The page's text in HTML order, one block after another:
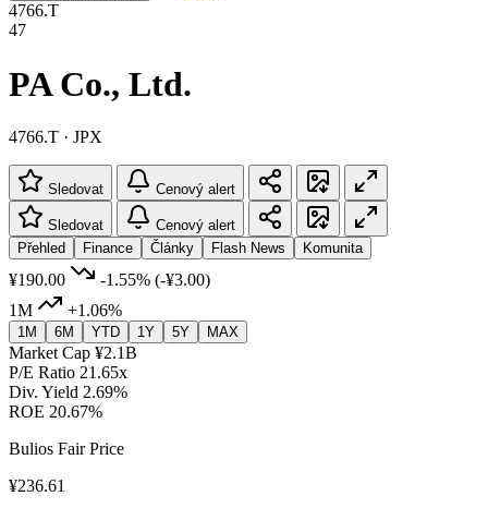
4766.T
47
PA Co., Ltd.
4766.T · JPX
Sledovat Cenový alert
Sledovat
Cenový alert
Přehled
Finance Články Flash News Komunita
¥190.00 -1.55% (-¥3.00)
1M
+1.06%
1M 6M YTD 1Y 5Y MAX
Market Cap ¥2.1B
P/E Ratio 21.65x
Div. Yield 2.69%
ROE 20.67%
Bulios Fair Price
¥236.61